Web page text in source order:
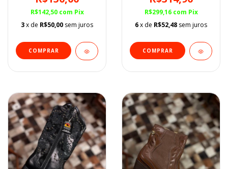
R$142,50 com Pix
3x de R$50,00 sem juros
COMPRAR
R$299,16 com Pix
6x de R$52,48 sem juros
COMPRAR